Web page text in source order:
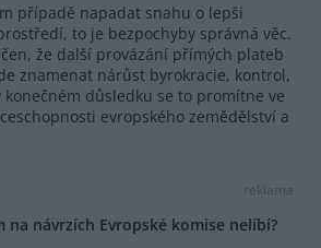
případě napadat snahu o lepší
to je bezpochyby správná věc.
že další provázání přímých plateb
znamenat nárůst byrokracie, kontrol,
konečném důsledku se to promítne ve
evropského zemědělství a
reklama
na návrzích Evropské komise nelíbí?